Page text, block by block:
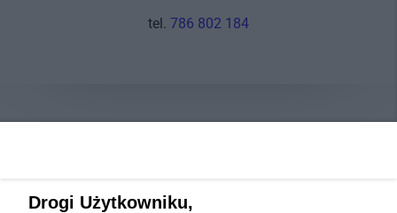
tel. 786 802 184
Drogi Użytkowniku,